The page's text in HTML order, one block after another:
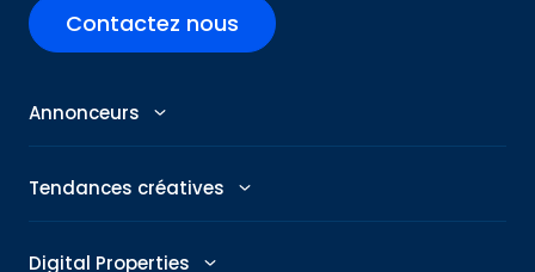
Contactez nous
Annonceurs
Annonceurs
Tendances créatives
Tendances publicitaires
Digital Properties